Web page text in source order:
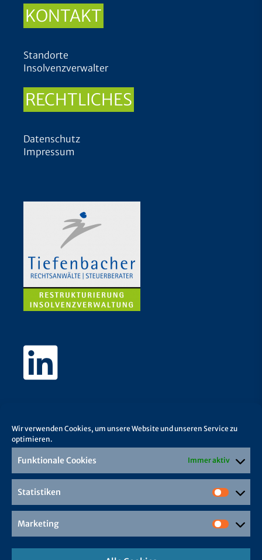
Wir verwenden Cookies, um unsere Website und unseren Service zu
optimieren.
Funktionale Cookies Immer aktiv
Statistiken
Marketing
KONTAKT
Standorte
Insolvenzverwalter
RECHTLICHES
Datenschutz
Impressum